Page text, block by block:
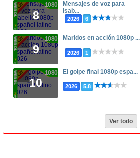
8
1080p
Mensajes de voz para
Isab...
2026 6
9
1080p Maridos en acción 1080p ...
2026 1
10
1080p El golpe final 1080p espa...
2026 5.8
Ver todo